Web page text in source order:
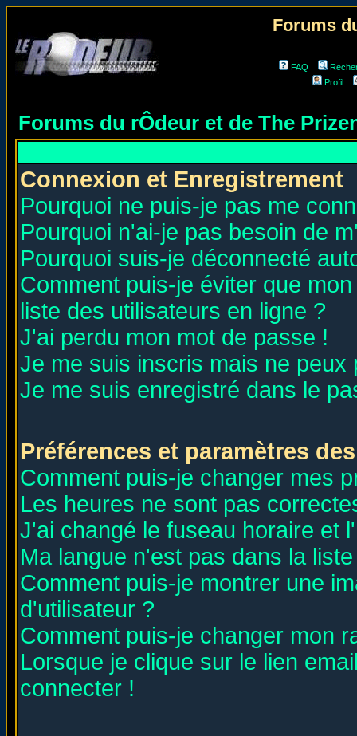
Forums
FAQ
Profil
Forums du rÔdeur et de The
Connexion et Enregistrement
Pourquoi ne puis-je pas me
Pourquoi n'ai-je pas besoin de
Pourquoi suis-je déconnecté
Comment puis-je éviter que
liste des utilisateurs en ligne ?
J'ai perdu mon mot de passe !
Je me suis inscris mais ne peux
Je me suis enregistré dans le
Préférences et paramètres
Comment puis-je changer mes
Les heures ne sont pas
J'ai changé le fuseau horaire et
Ma langue n'est pas dans la
Comment puis-je montrer une
d'utilisateur ?
Comment puis-je changer mon
Lorsque je clique sur le lien
connecter !